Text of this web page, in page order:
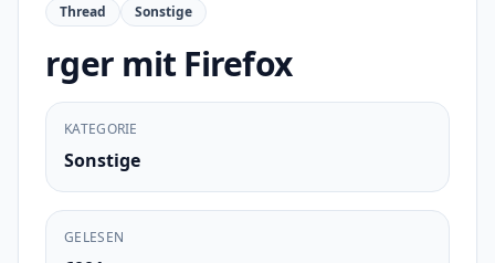
Thread Sonstige
rger mit Firefox
KATEGORIE
Sonstige
GELESEN